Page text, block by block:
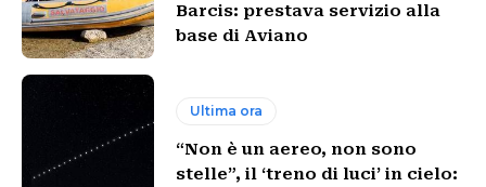
Barcis: prestava servizio alla
base di Aviano
Ultima ora
“Non è un aereo, non sono
stelle”, il ‘treno di luci’ in cielo: